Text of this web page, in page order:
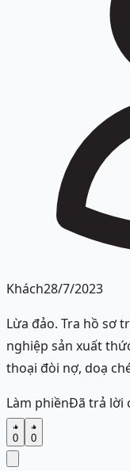
Khách28/7/2023
Lừa đảo. Tra hồ sơ
nghiệp sản xuất
thoại đòi nợ, doạ
Làm phiềnĐã trả lời
0 0